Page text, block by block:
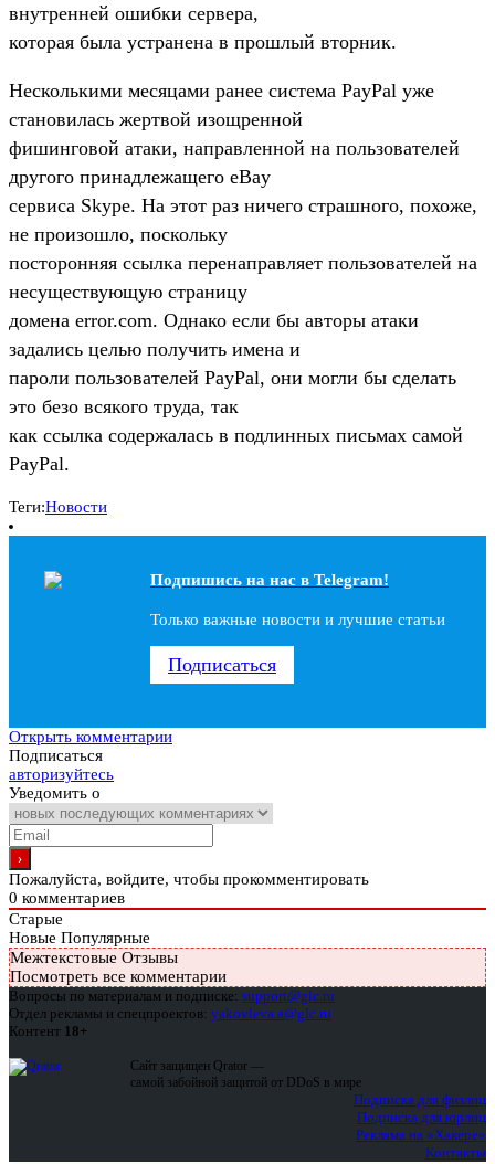
внутренней ошибки сервера,
которая была устранена в прошлый вторник.
Несколькими месяцами ранее система PayPal уже
становилась жертвой изощренной
фишинговой атаки, направленной на пользователей
другого принадлежащего eBay
сервиса Skype. На этот раз ничего страшного, похоже,
не произошло, поскольку
посторонняя ссылка перенаправляет пользователей на
несуществующую страницу
домена error.com. Однако если бы авторы атаки
задались целью получить имена и
пароли пользователей PayPal, они могли бы сделать
это безо всякого труда, так
как ссылка содержалась в подлинных письмах самой
PayPal.
Теги:Новости
Подпишись на наc в Telegram!
Только важные новости и лучшие статьи
Подписаться
Открыть комментарии
Подписаться
авторизуйтесь
Уведомить о
Пожалуйста, войдите, чтобы прокомментировать
0 комментариев
Старые
Новые Популярные
Межтекстовые Отзывы
Посмотреть все комментарии
Вопросы по материалам и подписке: support@glc.ru
Отдел рекламы и спецпроектов: yakovleva.a@glc.ru
Контент 18+
Сайт защищен Qrator —
самой забойной защитой от DDoS в мире
Подписка для физлиц
Подписка для юрлиц
Реклама на «Хакере»
Контакты